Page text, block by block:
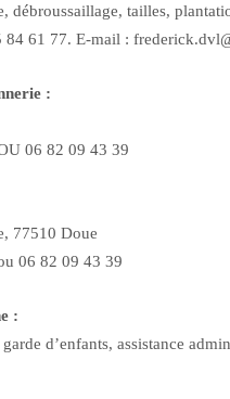
débroussaillage, tailles,
84 61 77. E-mail :
:
06 82 09 43 39
77510 Doue
06 82 09 43 39
:
d’enfants, assistance